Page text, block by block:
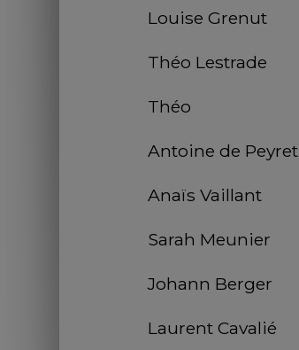
Louise Grenut
Théo Lestrade
Théo
Antoine de Peyret
Anaïs Vaillant
Sarah Meunier
Johann Berger
Laurent Cavalié